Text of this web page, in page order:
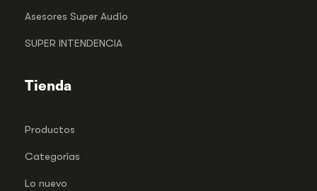
Asesores Super Audio
SUPER INTENDENCIA
Tienda
Productos
Categorías
Lo nuevo